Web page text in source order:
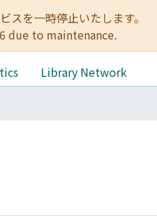
スを一時停止いたします
due to maintenance.
Library Network